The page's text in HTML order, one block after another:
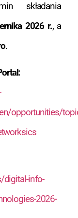
składania
2026 r., a
.
opportunities/
digital-info-
2026-